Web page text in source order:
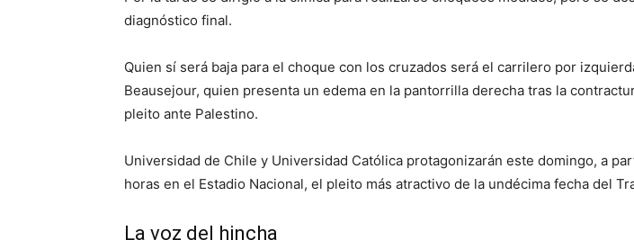
diagnóstico final.
Quien sí será baja para el choque con los cruzados será el carrilero por
Beausejour, quien presenta un edema en la pantorrilla derecha tras la
pleito ante Palestino.
Universidad de Chile y Universidad Católica protagonizarán este domingo, a
horas en el Estadio Nacional, el pleito más atractivo de la undécima fecha del
La voz del hincha